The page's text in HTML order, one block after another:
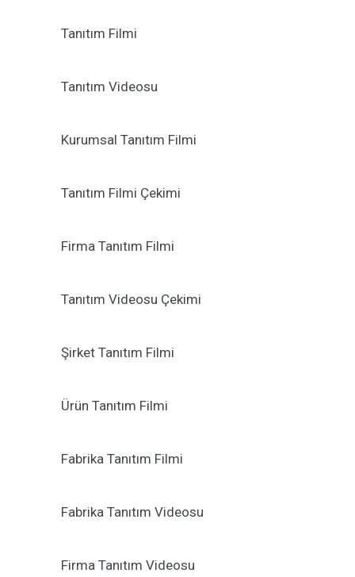
Tanıtım Filmi
Tanıtım Videosu
Kurumsal Tanıtım Filmi
Tanıtım Filmi Çekimi
Firma Tanıtım Filmi
Tanıtım Videosu Çekimi
Şirket Tanıtım Filmi
Ürün Tanıtım Filmi
Fabrika Tanıtım Filmi
Fabrika Tanıtım Videosu
Firma Tanıtım Videosu